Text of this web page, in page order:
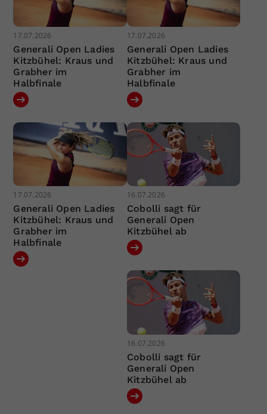
17.07.2026
Generali Open Ladies
Kitzbühel: Kraus und
Grabher im
Halbfinale
17.07.2026
Generali Open Ladies
Kitzbühel: Kraus und
Grabher im
Halbfinale
17.07.2026
Generali Open Ladies
Kitzbühel: Kraus und
Grabher im
Halbfinale
16.07.2026
Cobolli sagt für
Generali Open
Kitzbühel ab
16.07.2026
Cobolli sagt für
Generali Open
Kitzbühel ab